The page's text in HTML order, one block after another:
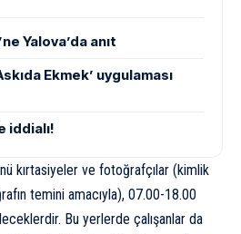
Yalova’da anıt
Ekmek’ uygulaması
iddialı!
kırtasiyeler ve fotoğrafçılar (kimlik
temini amacıyla), 07.00-18.00
Bu yerlerde çalışanlar da